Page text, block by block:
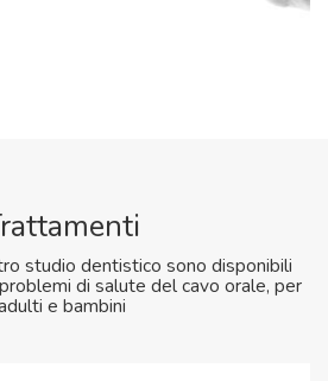
studio dentistico sono disponibili
di salute del cavo orale, per
e bambini